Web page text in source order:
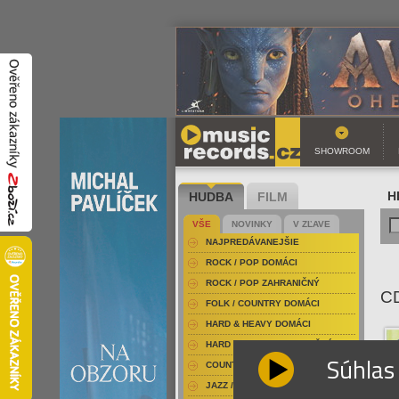
SHOWROOM
HUDBA FILM
VŠE NOVINKY
V ZĽAVE
NAJPREDÁVANEJŠIE
ROCK / POP DOMÁCI
ROCK / POP ZAHRANIČNÝ
FOLK / COUNTRY DOMÁCI
HARD & HEAVY DOMÁCI
HARD & HEAVY ZAHRANIČNÝ
COUNTRY
JAZZ / BLUES